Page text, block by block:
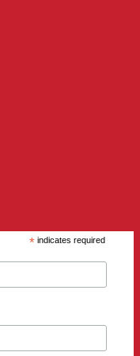
* indicates required